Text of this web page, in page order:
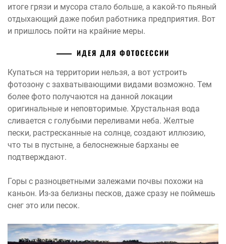
итоге грязи и мусора стало больше, а какой-то пьяный
отдыхающий даже побил работника предприятия. Вот
и пришлось пойти на крайние меры.
ИДЕЯ ДЛЯ ФОТОСЕССИИ
Купаться на территории нельзя, а вот устроить
фотозону с захватывающими видами возможно. Тем
более фото получаются на данной локации
оригинальные и неповторимые. Хрустальная вода
сливается с голубыми переливами неба. Желтые
пески, растресканные на солнце, создают иллюзию,
что ты в пустыне, а белоснежные барханы ее
подтверждают.
Горы с разноцветными залежами почвы похожи на
каньон. Из-за белизны песков, даже сразу не поймешь
снег это или песок.